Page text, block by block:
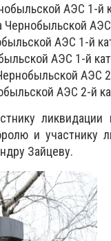
АЭС 1-й
АЭС
АЭС 1-й
АЭС 1-й
АЭС
АЭС 2-й
ликвидации
и участнику
Зайцеву.